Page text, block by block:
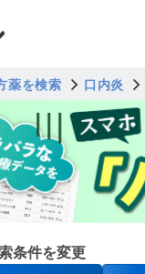
薬を検索 口内炎
条件を変更